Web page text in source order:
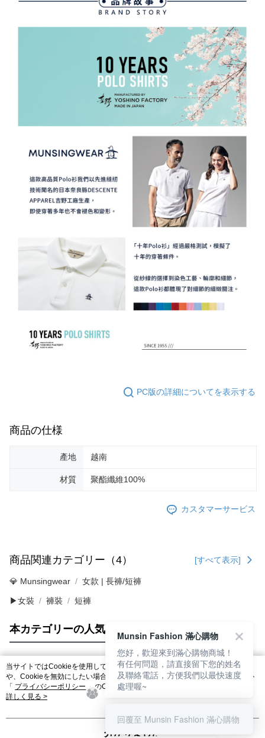
PC版の詳細についてを表示する
商品の仕様
產地 越南
材質 聚酯纖維100%
カスタマーサービス
商品関連カテゴリー（4） [すべて表示]
💎 Munsingwear 女款 | 長褲/短褲
▶女裝 褲裝 短褲
本カテゴリーの人気商品 サイト全体のランキング
人気タグ
当サイトではCookieを使用しています。当サイトのCookie使用に関する詳細
や、Cookieを無効にしたい場合のブラウザでの設定方法については、当サイト
「 プライバシーポリシー 」のCookieポリシーをご参照ください。お客さま
が、当サイトを引き続き使用される場合、当社がサイト利用規約のCookieポリ
詳しく見る >
分かりました
Munsin Fashion 滿心購物
您好，歡迎來到滿心購物商城！
有任何問題，請直接留下您的姓名
及聯絡電話，方便我們以最快速度
處理喔~
回覆至 Munsin Fashion 滿心購物